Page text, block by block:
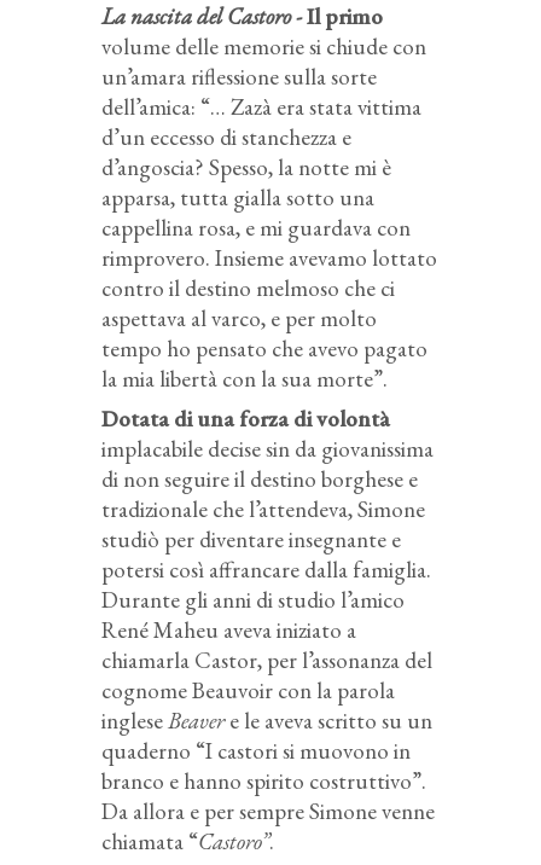
La nascita del Castoro -Il primo
volume delle memorie si chiude con
un’amara riflessione sulla sorte
dell’amica: “… Zazà era stata vittima
d’un eccesso di stanchezza e
d’angoscia? Spesso, la notte mi è
apparsa, tutta gialla sotto una
cappellina rosa, e mi guardava con
rimprovero. Insieme avevamo lottato
contro il destino melmoso che ci
aspettava al varco, e per molto
tempo ho pensato che avevo pagato
la mia libertà con la sua morte”.
Dotata di una forza di volontà
implacabile decise sin da giovanissima
di non seguire il destino borghese e
tradizionale che l’attendeva, Simone
studiò per diventare insegnante e
potersi così affrancare dalla famiglia.
Durante gli anni di studio l’amico
René Maheu aveva iniziato a
chiamarla Castor, per l’assonanza del
cognome Beauvoir con la parola
ingleseBeavere le aveva scritto su un
quaderno “I castori si muovono in
branco e hanno spirito costruttivo”.
Da allora e per sempre Simone venne
chiamata “Castoro”.